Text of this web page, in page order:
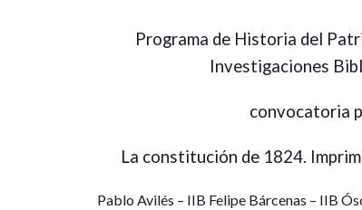
Programa de Historia del
Investigaciones
convocatoria
La constitución de 1824.
Pablo Avilés – IIB Felipe Bárcenas – IIB